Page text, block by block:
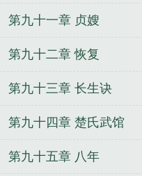
第九十一章 贞嫂
第九十二章 恢复
第九十三章 长生诀
第九十四章 楚氏武馆
第九十五章 八年